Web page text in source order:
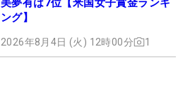
美夢有は7位【米国女子賞金ランキ
ング】
2026年8月4日 (火) 12時00分 1